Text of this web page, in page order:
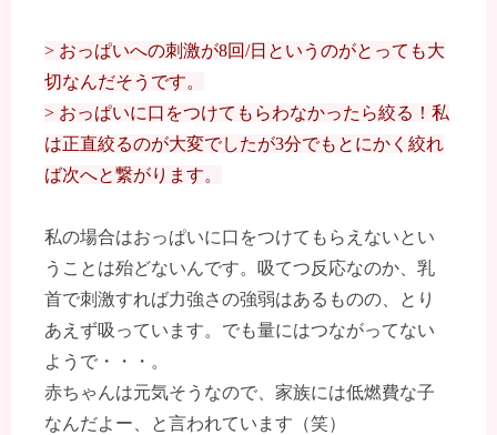
> おっぱいへの刺激が8回/日というのがとっても大
切なんだそうです。
> おっぱいに口をつけてもらわなかったら絞る！私
は正直絞るのが大変でしたが3分でもとにかく絞れ
ば次へと繋がります。
私の場合はおっぱいに口をつけてもらえないとい
うことは殆どないんです。吸てつ反応なのか、乳
首で刺激すれば力強さの強弱はあるものの、とり
あえず吸っています。でも量にはつながってない
ようで・・・。
赤ちゃんは元気そうなので、家族には低燃費な子
なんだよー、と言われています（笑）